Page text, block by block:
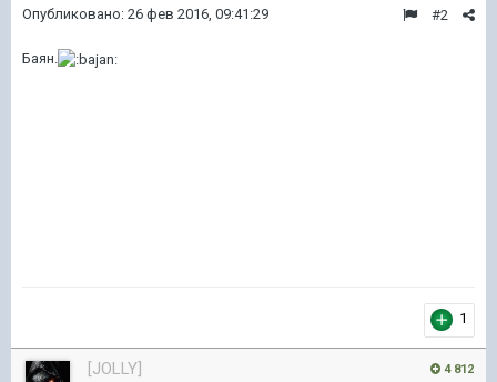
#2
Опубликовано: 26 фев 2016, 09:41:29
Баян.
1
4 812
[JOLLY]